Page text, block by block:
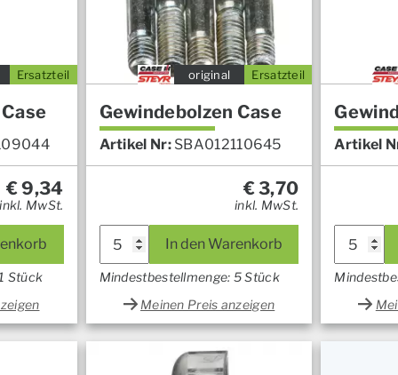
Ersatzteil
€9,34
inkl. MwSt.
Stück
Ersatzteil
original
Gewindebolzen Case
Artikel Nr: SBA012110645
€3,70
inkl. MwSt.
In den Warenkorb
Mindestbestellmenge: 5 Stück
Meinen Preis anzeigen
Artikel